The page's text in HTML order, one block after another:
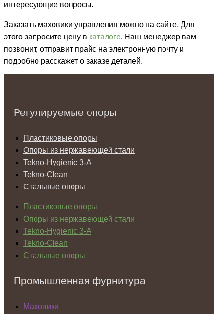
интересующие вопросы.
Заказать маховики управления можно на сайте. Для
этого запросите цену в каталоге. Наш менеджер вам
позвонит, отправит прайс на электронную почту и
подробно расскажет о заказе деталей.
Регулируемые опоры
Пластиковые опоры
Опоры из нержавеющей стали
Tekno-Hygienic 3-А
Tekno-Clean
Стальные опоры
Пластиковые опоры
Опоры из нержавеющей стали
Tekno-Hygienic 3-А
Tekno-Clean
Стальные опоры
Промышленная фурнитура
Маховики